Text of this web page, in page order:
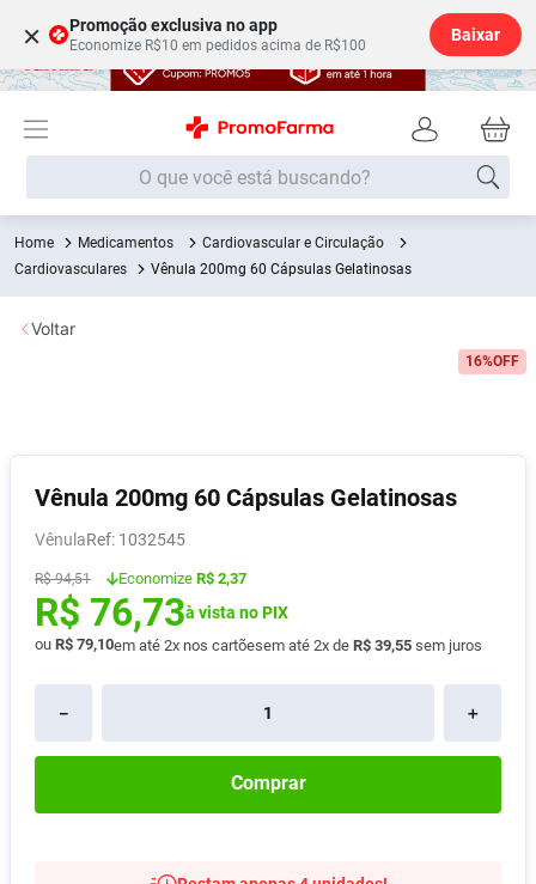
× Promoção exclusiva no app
Economize R$10 em pedidos acima de R$100
Baixar
O que você está buscando?
Medicamentos
Cardiovascular e Circulação
Cardiovasculares
Vênula 200mg 60 Cápsulas Gelatinosas
16%OFF
Vênula 200mg 60 Cápsulas Gelatinosas
Vênula : 1032545
R$ 94,51 Economize R$ 2,37
R$ 76,73à vista no PIX
ou R$ 79,10em até 2x nos cartõesem até 2x de R$ 39,55 sem juros
＋
－
Comprar
Voltar
Termos mais buscados
1º Fralda
2
5º Fralda G
6º Shampoo
9 Vitamina D
10º Lavitan